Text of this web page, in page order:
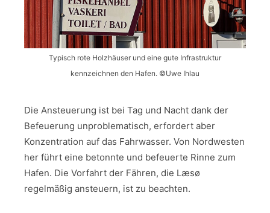
Typisch rote Holzhäuser und eine gute Infrastruktur
kennzeichnen den Hafen. ©Uwe Ihlau
Die Ansteuerung ist bei Tag und Nacht dank der
Befeuerung unproblematisch, erfordert aber
Konzentration auf das Fahrwasser. Von Nordwesten
her führt eine betonnte und befeuerte Rinne zum
Hafen. Die Vorfahrt der Fähren, die Læsø
regelmäßig ansteuern, ist zu beachten.